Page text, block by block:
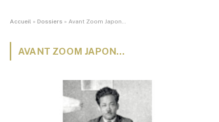
Accueil » Dossiers » Avant Zoom Japon…
AVANT ZOOM JAPON…